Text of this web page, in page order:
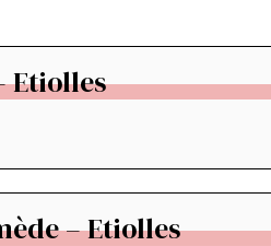
Etiolles
– Etiolles